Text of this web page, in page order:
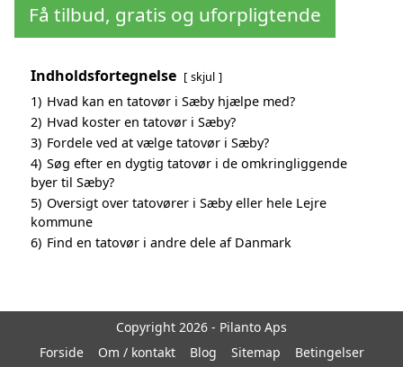
Få tilbud, gratis og uforpligtende
Indholdsfortegnelse skjul
1) Hvad kan en tatovør i Sæby hjælpe med?
2) Hvad koster en tatovør i Sæby?
3) Fordele ved at vælge tatovør i Sæby?
4) Søg efter en dygtig tatovør i de omkringliggende
byer til Sæby?
5) Oversigt over tatovører i Sæby eller hele Lejre
kommune
6) Find en tatovør i andre dele af Danmark
Copyright 2026 - Pilanto Aps
Forside
Om / kontakt Blog Sitemap Betingelser